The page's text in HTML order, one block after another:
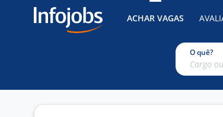
ACHAR VAGAS
O quê?